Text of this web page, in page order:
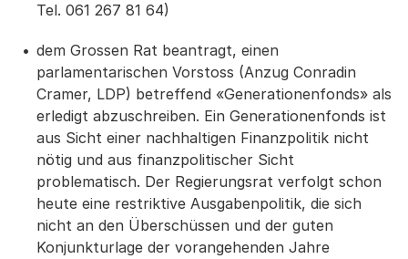
Tel. 061 267 81 64)
dem Grossen Rat beantragt, einen
parlamentarischen Vorstoss (Anzug Conradin
Cramer, LDP) betreffend «Generationenfonds» als
erledigt abzuschreiben. Ein Generationenfonds ist
aus Sicht einer nachhaltigen Finanzpolitik nicht
nötig und aus finanzpolitischer Sicht
problematisch. Der Regierungsrat verfolgt schon
heute eine restriktive Ausgabenpolitik, die sich
nicht an den Überschüssen und der guten
Konjunkturlage der vorangehenden Jahre